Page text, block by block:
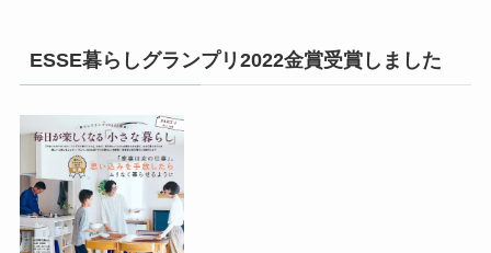
ESSE暮らしグランプリ2022金賞受賞しました